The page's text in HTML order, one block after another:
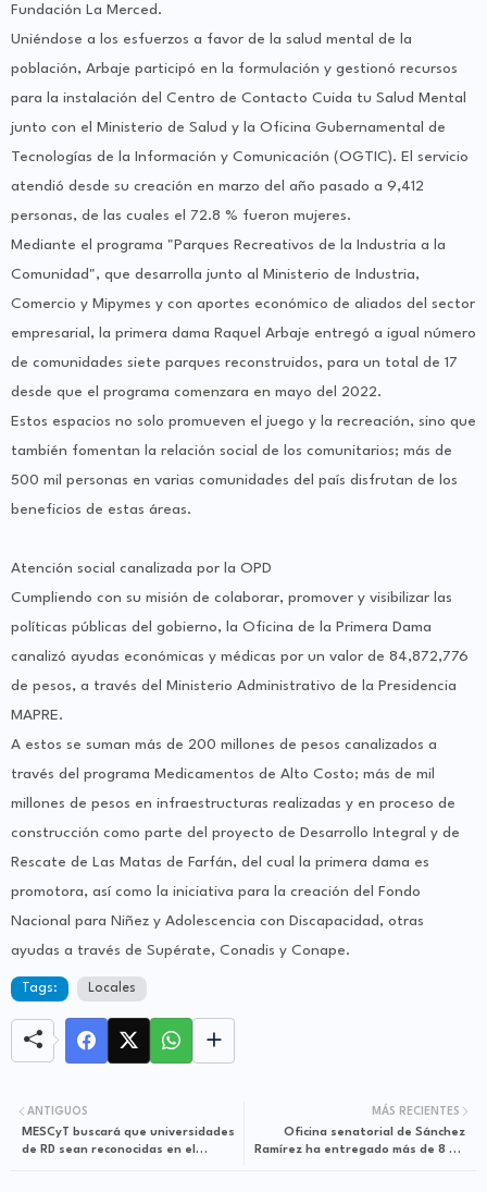
Fundación La Merced.
Uniéndose a los esfuerzos a favor de la salud mental de la
población, Arbaje participó en la formulación y gestionó recursos
para la instalación del Centro de Contacto Cuida tu Salud Mental
junto con el Ministerio de Salud y la Oficina Gubernamental de
Tecnologías de la Información y Comunicación (OGTIC). El servicio
atendió desde su creación en marzo del año pasado a 9,412
personas, de las cuales el 72.8 % fueron mujeres.
Mediante el programa "Parques Recreativos de la Industria a la
Comunidad", que desarrolla junto al Ministerio de Industria,
Comercio y Mipymes y con aportes económico de aliados del sector
empresarial, la primera dama Raquel Arbaje entregó a igual número
de comunidades siete parques reconstruidos, para un total de 17
desde que el programa comenzara en mayo del 2022.
Estos espacios no solo promueven el juego y la recreación, sino que
también fomentan la relación social de los comunitarios; más de
500 mil personas en varias comunidades del país disfrutan de los
beneficios de estas áreas.
Atención social canalizada por la OPD
Cumpliendo con su misión de colaborar, promover y visibilizar las
políticas públicas del gobierno, la Oficina de la Primera Dama
canalizó ayudas económicas y médicas por un valor de 84,872,776
de pesos, a través del Ministerio Administrativo de la Presidencia
MAPRE.
A estos se suman más de 200 millones de pesos canalizados a
través del programa Medicamentos de Alto Costo; más de mil
millones de pesos en infraestructuras realizadas y en proceso de
construcción como parte del proyecto de Desarrollo Integral y de
Rescate de Las Matas de Farfán, del cual la primera dama es
promotora, así como la iniciativa para la creación del Fondo
Nacional para Niñez y Adolescencia con Discapacidad, otras
ayudas a través de Supérate, Conadis y Conape.
Tags: Locales
MÁS RECIENTES
Oficina senatorial de Sánchez
Ramírez ha entregado más de 8 mil
ANTIGUOS
MESCyT buscará que universidades
de RD sean reconocidas en el